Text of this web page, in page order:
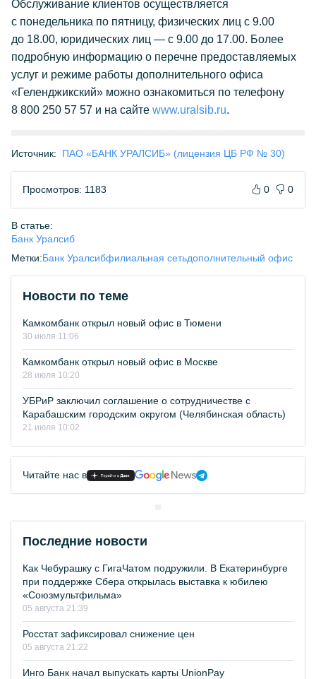
Обслуживание клиентов осуществляется
с понедельника по пятницу, физических лиц с 9.00
до 18.00, юридических лиц — с 9.00 до 17.00. Более
подробную информацию о перечне предоставляемых
услуг и режиме работы дополнительного офиса
«Геленджикский» можно ознакомиться по телефону
8 800 250 57 57 и на сайте www.uralsib.ru.
Источник: ПАО «БАНК УРАЛСИБ» (лицензия ЦБ РФ № 30)
Просмотров: 1183 0 0
В статье:
Банк Уралсиб
Метки:Банк Уралсибфилиальная сетьдополнительный офис
Новости по теме
Камкомбанк открыл новый офис в Тюмени
30 июля 11:06
Камкомбанк открыл новый офис в Москве
28 июля 10:20
УБРиР заключил соглашение о сотрудничестве с
Карабашским городским округом (Челябинская область)
21 июля 10:02
Читайте нас в
Последние новости
Как Чебурашку с ГигаЧатом подружили. В Екатеринбурге
при поддержке Сбера открылась выставка к юбилею
«Союзмультфильма»
05 августа 21:39
Росстат зафиксировал снижение цен
05 августа 21:22
Инго Банк начал выпускать карты UnionPay